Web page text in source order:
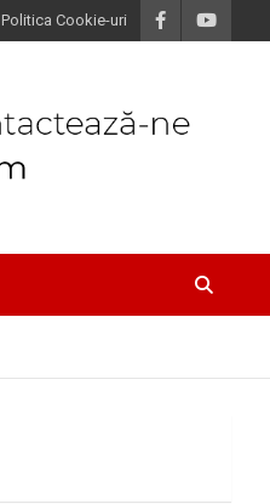
Politica Cookie-uri